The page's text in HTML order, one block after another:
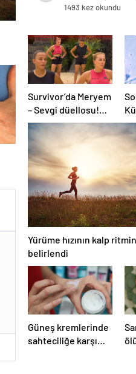
1493 kez okundu
Survivor’da Meryem
– Sevgi düellosu!
Yağmur’un rakibi
belli oldu
Yürüme hızının kalp
belirlendi
Güneş kremlerinde
sahteciliğe karşı